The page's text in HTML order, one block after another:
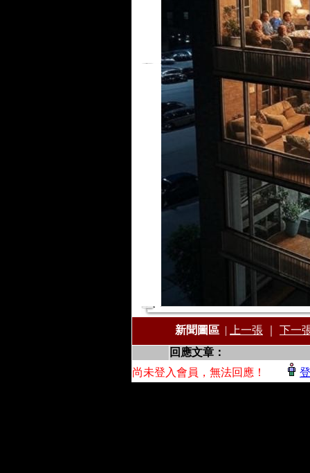
新聞圖區 | 上一張
下一
回應文章：
尚未登入會員，無法回應！